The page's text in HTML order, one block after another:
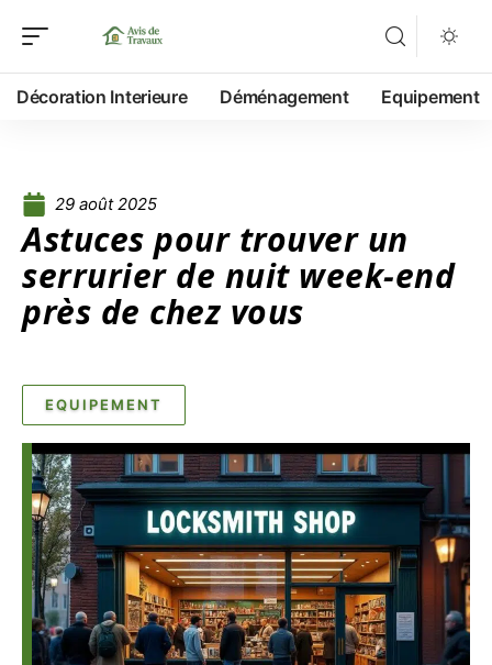
Décoration Interieure Déménagement Equipement
29 août 2025
Astuces pour trouver un
serrurier de nuit week-end
près de chez vous
EQUIPEMENT